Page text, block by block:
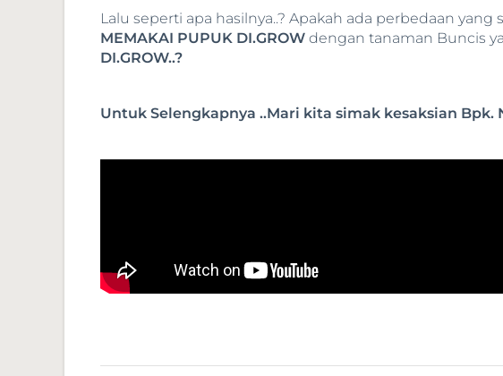
Lalu seperti apa hasilnya..? Apakah ada perbedaan
MEMAKAI PUPUK DI.GROW dengan tanaman Buncis
DI.GROW..?
Untuk Selengkapnya ..Mari kita simak kesaksian